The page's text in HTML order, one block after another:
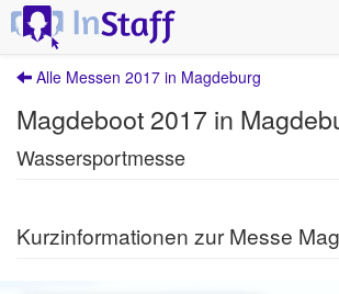
Alle Messen 2017 in Magdeburg
Magdeboot 2017 in
Wassersportmesse
Kurzinformationen zur Messe